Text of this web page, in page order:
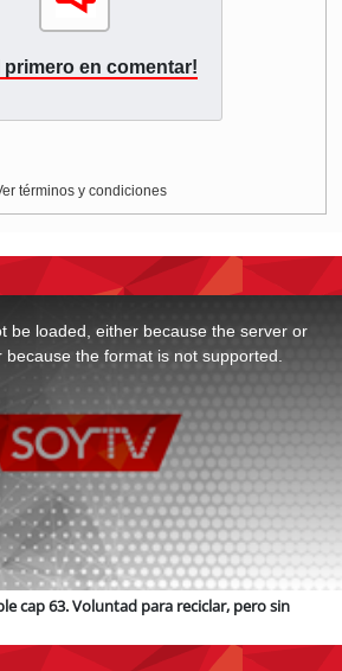
primero en comentar!
términos y condiciones
be loaded, either because the server or
because the format is not supported.
cap 63. Voluntad para reciclar, pero sin